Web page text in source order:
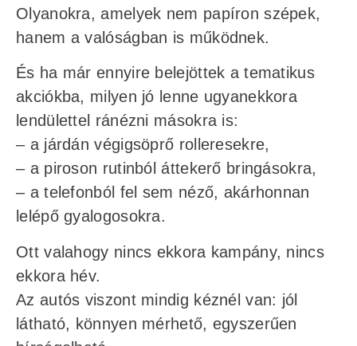
Olyanokra, amelyek nem papíron szépek,
hanem a valóságban is működnek.
És ha már ennyire belejöttek a tematikus
akciókba, milyen jó lenne ugyanekkora
lendülettel ránézni másokra is:
– a járdán végigsöprő rolleresekre,
– a piroson rutinból áttekerő bringásokra,
– a telefonból fel sem néző, akárhonnan
lelépő gyalogosokra.
Ott valahogy nincs ekkora kampány, nincs
ekkora hév.
Az autós viszont mindig kéznél van: jól
látható, könnyen mérhető, egyszerűen